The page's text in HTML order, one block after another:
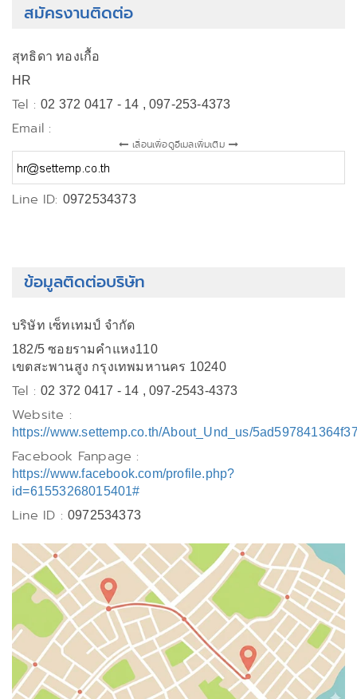
สมัครงานติดต่อ
สุทธิดา ทองเกื้อ
HR
Tel :02 372 0417 - 14 , 097-253-4373
Email :
เลื่อนเพื่อดูอีเมลเพิ่มเติม
Line ID: 0972534373
ข้อมูลติดต่อบริษัท
บริษัท เซ็ทเทมป์ จำกัด
182/5 ซอยรามคำแหง110
เขตสะพานสูง กรุงเทพมหานคร 10240
Tel :02 372 0417 - 14 , 097-2543-4373
Website :
https://www.settemp.co.th/About_Und_us/
Facebook Fanpage :
https://www.facebook.com/profile.php?
id=61553268015401#
Line ID : 0972534373